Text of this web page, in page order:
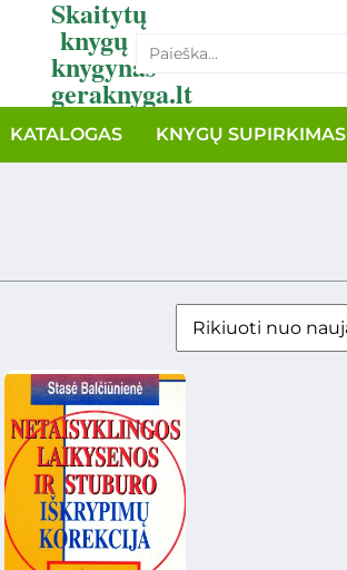
Skaitytų
knygų
knygynas
geraknyga.lt
KATALOGAS KNYGŲ SUPIRKIMAS